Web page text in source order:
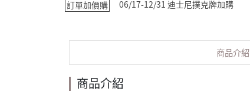
訂單加價購 06/17-12/31 迪士尼撲克牌加購
商品介紹
商品介紹